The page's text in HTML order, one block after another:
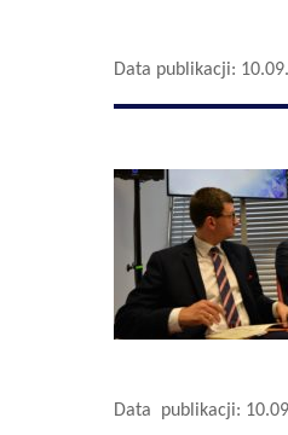
Data publikacji:
Data publikacji: